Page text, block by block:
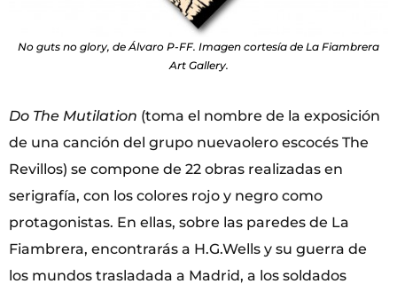
No guts no glory, de Álvaro P-FF. Imagen cortesía de La Fiambrera
Art Gallery.
Do The Mutilation (toma el nombre de la exposición
de una canción del grupo nuevaolero escocés The
Revillos) se compone de 22 obras realizadas en
serigrafía, con los colores rojo y negro como
protagonistas. En ellas, sobre las paredes de La
Fiambrera, encontrarás a H.G.Wells y su guerra de
los mundos trasladada a Madrid, a los soldados